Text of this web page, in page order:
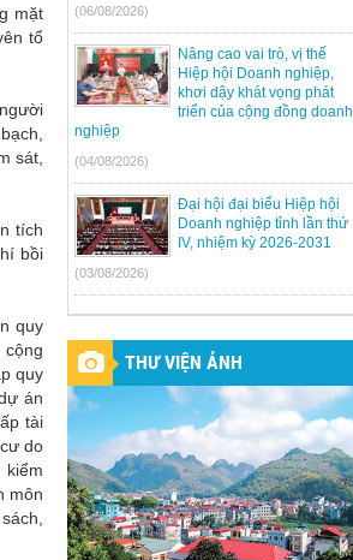
mặt
tổ
sát,
tích
bồi
quy
quy
án
tài
do
kiểm
môn
(06/08/2026)
Nâng cao vai trò, vị thế
Hiệp hội Doanh nghiệp,
khơi dậy khát vọng phát
triển của cộng đồng doanh
nghiệp
(04/08/2026)
Đại hội đại biểu Hiệp hội
Doanh nghiệp tỉnh lần thứ
IV, nhiệm kỳ 2026-2031
(03/08/2026)
THƯ VIỆN ẢNH